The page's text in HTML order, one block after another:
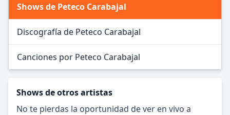
Shows de Peteco Carabajal
Discografía de Peteco Carabajal
Canciones por Peteco Carabajal
Shows de otros artistas
No te pierdas la oportunidad de ver en vivo a